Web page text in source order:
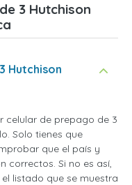
3 Hutchison
Hutchison
celular de prepago de 3
Solo tienes que
que el país y
correctos. Si no es así,
listado que se muestra